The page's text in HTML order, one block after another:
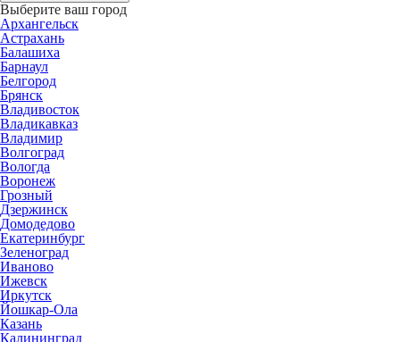
Выберите ваш город
Архангельск
Астрахань
Балашиха
Барнаул
Белгород
Брянск
Владивосток
Владикавказ
Владимир
Волгоград
Вологда
Воронеж
Грозный
Дзержинск
Домодедово
Екатеринбург
Зеленоград
Иваново
Ижевск
Иркутск
Йошкар-Ола
Казань
Калининград